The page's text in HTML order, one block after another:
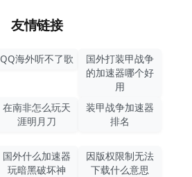
友情链接
QQ海外听不了歌
国外打装甲战争
的加速器哪个好
用
在南非怎么玩天
涯明月刀
装甲战争加速器
排名
国外什么加速器
玩暗黑破坏神
因版权限制无法
下载什么意思